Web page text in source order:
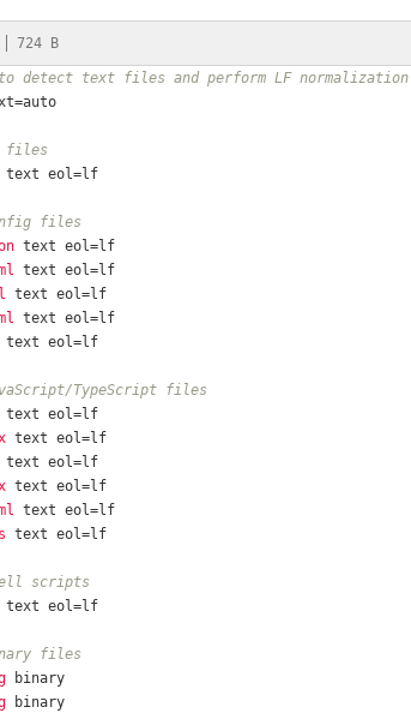
724 B
detect text files and perform LF normalization
* text=auto
files
text eol=lf
files
text eol=lf
text eol=lf
text eol=lf
text eol=lf
text eol=lf
TypeScript files
text eol=lf
text eol=lf
text eol=lf
text eol=lf
text eol=lf
text eol=lf
scripts
text eol=lf
files
binary
binary